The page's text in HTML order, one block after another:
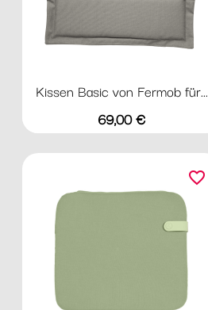
Kissen Basic von Fermob für...
Preis
69,00 €
favorite_border